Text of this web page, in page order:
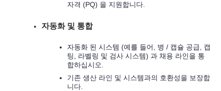
자격 (PQ) 을 지원합니다.
자동화 및 통합
자동화 된 시스템 (예를 들어, 병 / 캡슐 공급, 캡
팅, 라벨링 및 검사 시스템) 과 채용 라인을 통
합하십시오.
기존 생산 라인 및 시스템과의 호환성을 보장합
니다.